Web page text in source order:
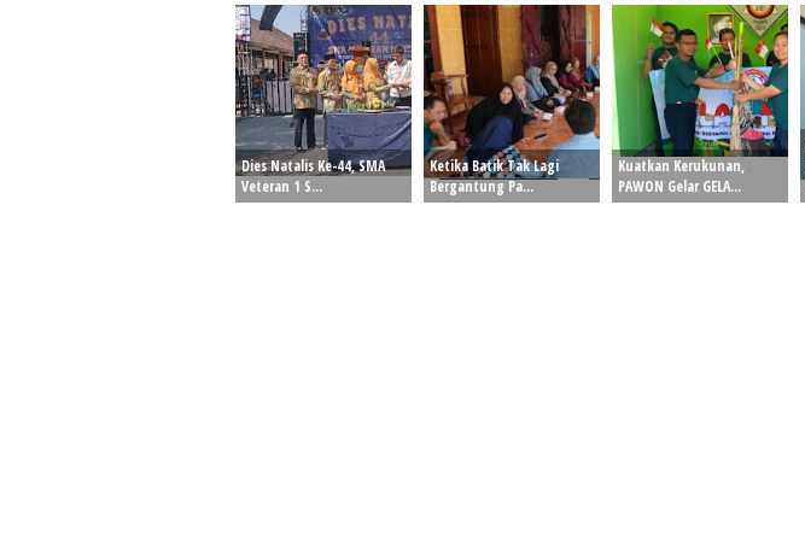
Dies Natalis Ke-44, SMA
Veteran 1 S...
Ketika Batik Tak Lagi
Bergantung Pa...
Kuatkan Kerukunan,
PAWON Gelar GELA...